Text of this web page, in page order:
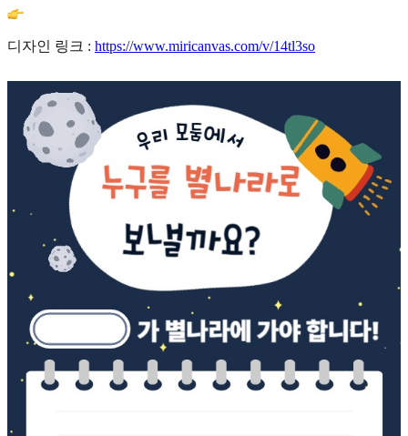
디자인 링크 : https://www.miricanvas.com/v/14tl3so